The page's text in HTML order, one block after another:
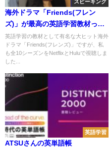
スピーキング
海外ドラマ「Friends(フレン
ズ)」が最高の英語学習教材って
知ってますか？
英語学習の教材として有名な大ヒット海外
ドラマ「Friends(フレンズ)」ですが、私
も全10シーズンをNetflixとHuluで視聴しま
した...
英語学習
ATSUさんの英単語帳